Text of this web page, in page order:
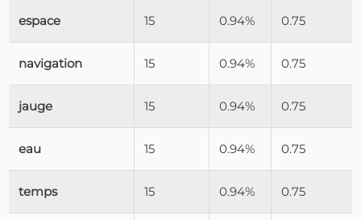
espace 15 0.94% 0.75
navigation 15 0.94% 0.75
jauge 15 0.94% 0.75
eau 15 0.94% 0.75
temps 15 0.94% 0.75